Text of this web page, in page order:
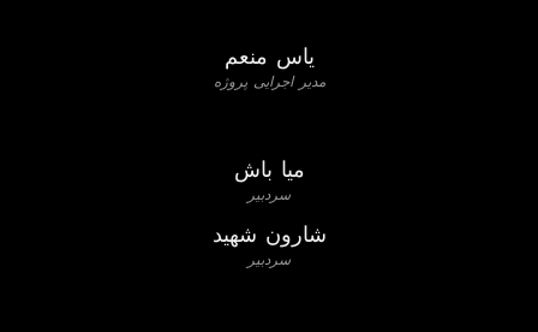
یاس منعم
مدیر اجرایی پروژه
میا باش
سردبیر
شارون شهید
سردبیر